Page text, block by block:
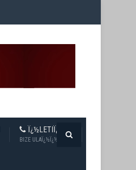
Ï¿½LETIÏ¿½IM
BIZE ULAÏ¿½Ï¿½N